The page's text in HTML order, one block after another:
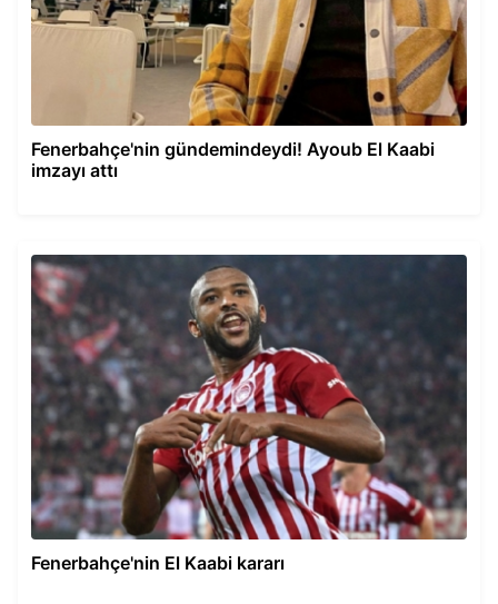
Fenerbahçe'nin gündemindeydi! Ayoub El Kaabi
imzayı attı
Fenerbahçe'nin El Kaabi kararı